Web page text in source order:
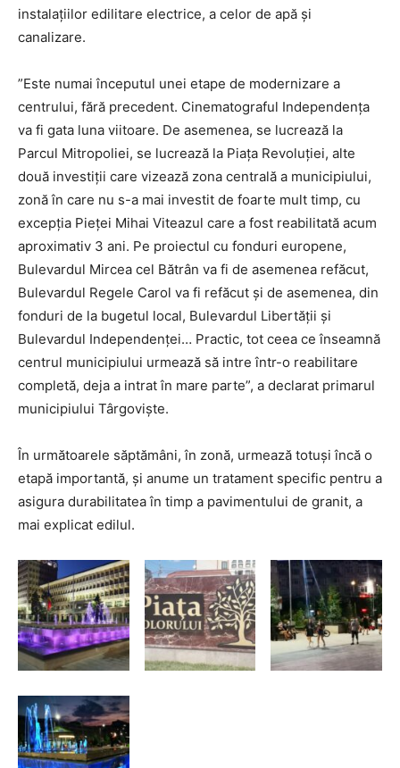
instalațiilor edilitare electrice, a celor de apă și
canalizare.
”Este numai începutul unei etape de modernizare a
centrului, fără precedent. Cinematograful Independența
va fi gata luna viitoare. De asemenea, se lucrează la
Parcul Mitropoliei, se lucrează la Piața Revoluției, alte
două investiții care vizează zona centrală a municipiului,
zonă în care nu s-a mai investit de foarte mult timp, cu
excepția Pieței Mihai Viteazul care a fost reabilitată acum
aproximativ 3 ani. Pe proiectul cu fonduri europene,
Bulevardul Mircea cel Bătrân va fi de asemenea refăcut,
Bulevardul Regele Carol va fi refăcut și de asemenea, din
fonduri de la bugetul local, Bulevardul Libertății și
Bulevardul Independenței… Practic, tot ceea ce înseamnă
centrul municipiului urmează să intre într-o reabilitare
completă, deja a intrat în mare parte”, a declarat primarul
municipiului Târgoviște.
În următoarele săptămâni, în zonă, urmează totuși încă o
etapă importantă, și anume un tratament specific pentru a
asigura durabilitatea în timp a pavimentului de granit, a
mai explicat edilul.